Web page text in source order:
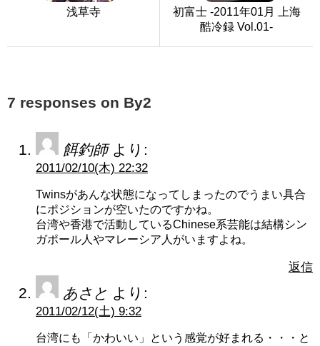
浅草寺
初富士 -2011年01月 上海
酷冷録 Vol.01-
7 responses on By2
餌釣師 より:
2011/02/10(木) 22:32
Twinsがあんな状態になってしまったのでうまい具合
にポジションが空いたのですかね。
台湾や香港で活動しているChinese系芸能は結構シン
ガポール人やマレーシア人がいますよね。
返信
あさと より:
2011/02/12(土) 9:32
台湾にも「かわいい」という感覚が好まれる・・・と